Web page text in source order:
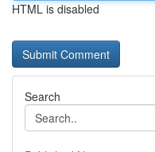
HTML is disabled
Search